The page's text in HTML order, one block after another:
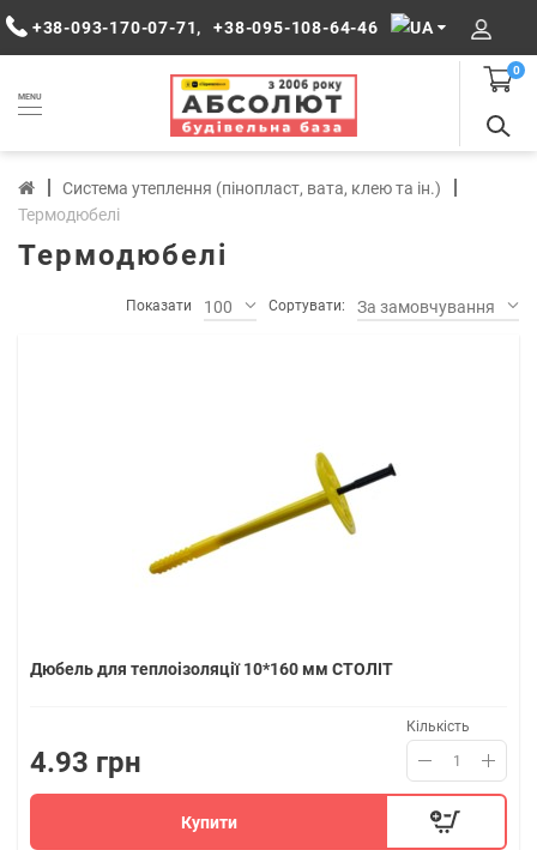
+38-093-170-07-71, +38-095-108-64-46
MENU
0
Система утеплення (пінопласт, вата, клею та ін.)
Термодюбелі
Термодюбелі
Показати 100 Сортувати: За замовчуванням
Дюбель для теплоізоляції 10*160 мм СТОЛІТ
4.93 грн
Кількість
Купити